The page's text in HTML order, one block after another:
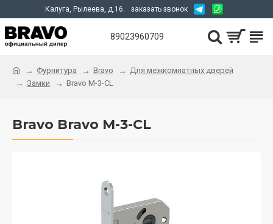
Калуга, Рылеева, д.16. заказать звонок
89023960709
Фурнитура Bravo
Для межкомнатных дверей
Замки
Bravo M-3-CL
Bravo Bravo M-3-CL